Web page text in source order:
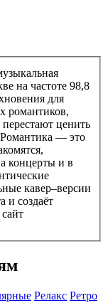
на частоте 98,8
для
романтиков,
ценить
— это
концерты и в
кавер–версии
и создаёт
Релакс Ретро